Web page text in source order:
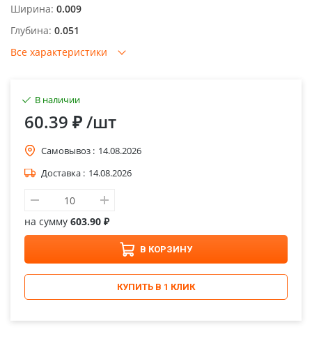
Ширина: 0.009
Глубина: 0.051
Все характеристики
В наличии
60.39 ₽/шт
Самовывоз : 14.08.2026
Доставка : 14.08.2026
на сумму 603.90 ₽
В КОРЗИНУ
КУПИТЬ В 1 КЛИК